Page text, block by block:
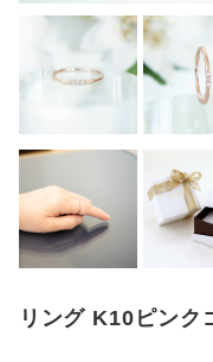
リング K10ピンク